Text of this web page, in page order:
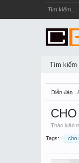
Diễn đàn
Thảo luận
Tags: cho
Tìm kiếm